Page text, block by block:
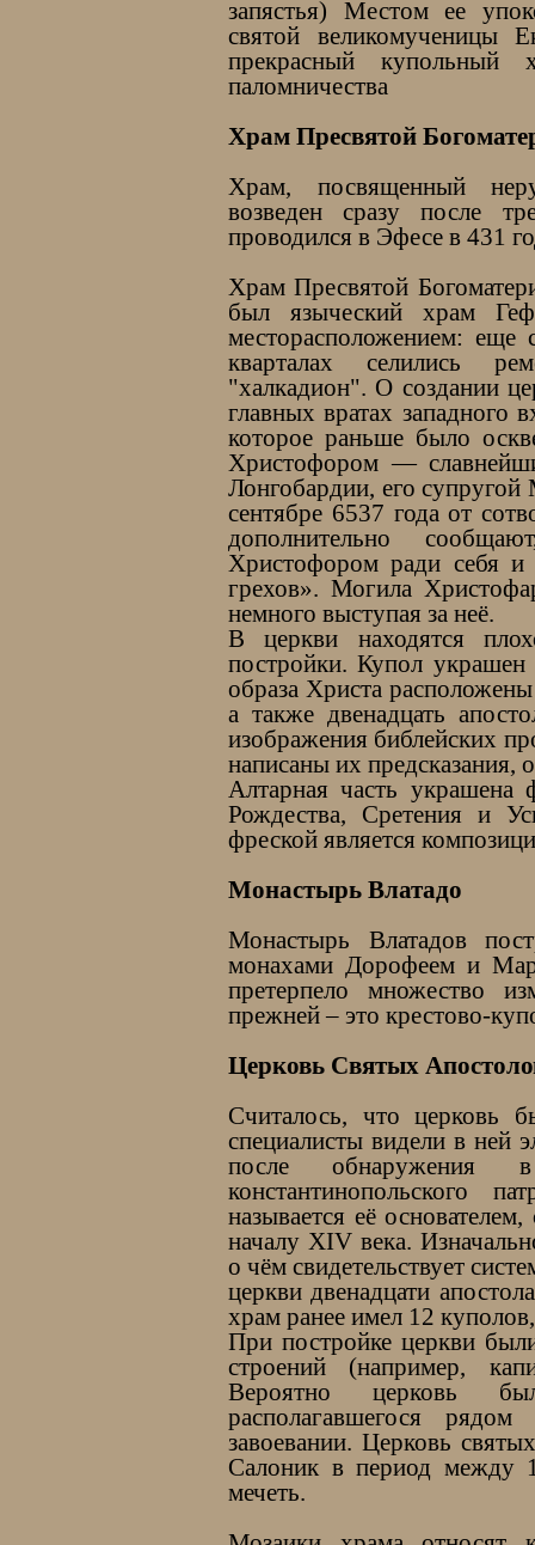
запястья) Местом ее
святой великомученицы
прекрасный купольный
паломничества
Храм Пресвятой
Храм, посвященный
возведен сразу после
проводился в Эфесе в 431
Храм Пресвятой
был языческий храм
месторасположением:
кварталах селились
"халкадион". О создании
главных вратах западного
которое раньше было
Христофором —
Лонгобардии, его
сентябре 6537 года от
дополнительно
Христофором ради себя
грехов». Могила
немного выступая за неё.
В церкви находятся
постройки. Купол
образа Христа
а также двенадцать
изображения библейских
написаны их предсказания,
Алтарная часть украшена
Рождества, Сретения и
фреской является
Монастырь Влатадо
Монастырь Влатадов
монахами Дорофеем и
претерпело множество
прежней – это крестово-
Церковь Святых
Считалось, что церковь
специалисты видели в ней
после обнаружения
константинопольского
называется её
началу XIV века.
о чём свидетельствует
церкви двенадцати
храм ранее имел 12
При постройке церкви
строений (например,
Вероятно церковь
располагавшегося
завоевании. Церковь
Салоник в период между
мечеть.